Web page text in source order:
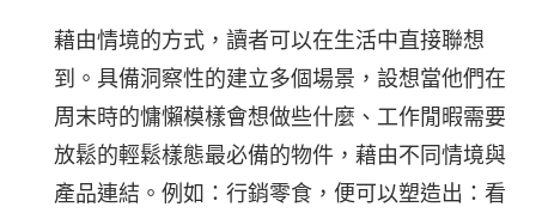
藉由情境的方式，讀者可以在生活中直接聯想
到。具備洞察性的建立多個場景，設想當他們在
周末時的慵懶模樣會想做些什麼、工作閒暇需要
放鬆的輕鬆樣態最必備的物件，藉由不同情境與
產品連結。例如：行銷零食，便可以塑造出：看